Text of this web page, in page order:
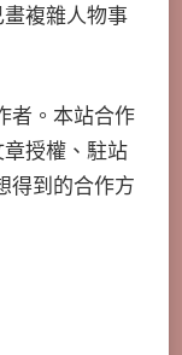
複雜人物事
者。本站合作
授權、駐站
得到的合作方